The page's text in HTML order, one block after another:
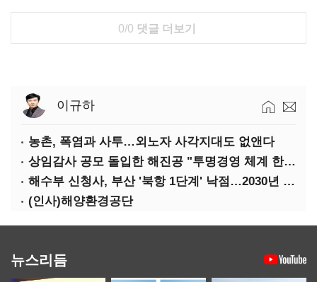
0/0 댓글 더보기
이규하
농촌, 폭염과 사투…외노자 사각지대도 없앤다
상임감사 공모 돌입한 해진공 "투명경영 체계 한층 강화"
해수부 신청사, 부산 '북항 1단계' 낙점…2030년 완공 목표
(인사)해양환경공단
뉴스리듬